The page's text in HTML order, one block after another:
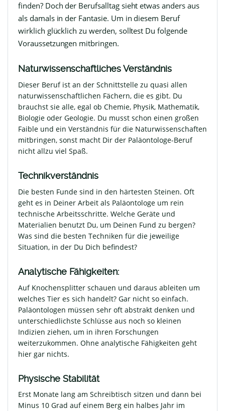
finden? Doch der Berufsalltag sieht etwas anders aus
als damals in der Fantasie. Um in diesem Beruf
wirklich glücklich zu werden, solltest Du folgende
Voraussetzungen mitbringen.
Naturwissenschaftliches Verständnis
Dieser Beruf ist an der Schnittstelle zu quasi allen
naturwissenschaftlichen Fächern, die es gibt. Du
brauchst sie alle, egal ob Chemie, Physik, Mathematik,
Biologie oder Geologie. Du musst schon einen großen
Faible und ein Verständnis für die Naturwissenschaften
mitbringen, sonst macht Dir der Paläontologe-Beruf
nicht allzu viel Spaß.
Technikverständnis
Die besten Funde sind in den härtesten Steinen. Oft
geht es in Deiner Arbeit als Paläontologe um rein
technische Arbeitsschritte. Welche Geräte und
Materialien benutzt Du, um Deinen Fund zu bergen?
Was sind die besten Techniken für die jeweilige
Situation, in der Du Dich befindest?
Analytische Fähigkeiten:
Auf Knochensplitter schauen und daraus ableiten um
welches Tier es sich handelt? Gar nicht so einfach.
Paläontologen müssen sehr oft abstrakt denken und
unterschiedlichste Schlüsse aus noch so kleinen
Indizien ziehen, um in ihren Forschungen
weiterzukommen. Ohne analytische Fähigkeiten geht
hier gar nichts.
Physische Stabilität
Erst Monate lang am Schreibtisch sitzen und dann bei
Minus 10 Grad auf einem Berg ein halbes Jahr im